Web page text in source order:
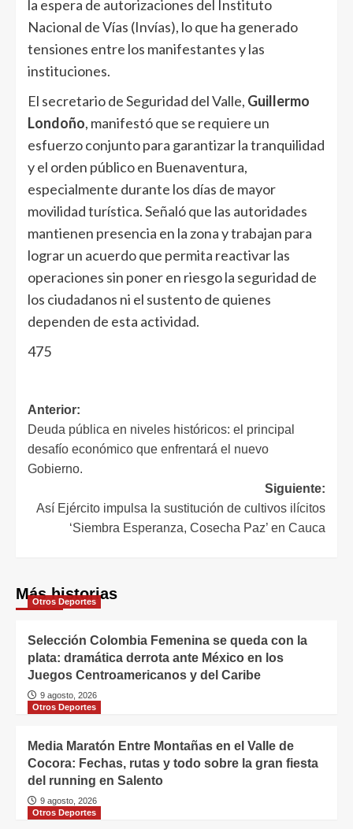
la espera de autorizaciones del Instituto
Nacional de Vías (Invías), lo que ha generado
tensiones entre los manifestantes y las
instituciones.
El secretario de Seguridad del Valle, Guillermo
Londoño, manifestó que se requiere un
esfuerzo conjunto para garantizar la tranquilidad
y el orden público en Buenaventura,
especialmente durante los días de mayor
movilidad turística. Señaló que las autoridades
mantienen presencia en la zona y trabajan para
lograr un acuerdo que permita reactivar las
operaciones sin poner en riesgo la seguridad de
los ciudadanos ni el sustento de quienes
dependen de esta actividad.
475
Anterior:
Deuda pública en niveles históricos: el principal
desafío económico que enfrentará el nuevo
Gobierno.
Siguiente:
Así Ejército impulsa la sustitución de cultivos ilícitos
‘Siembra Esperanza, Cosecha Paz’ en Cauca
Más historias
Otros Deportes
Selección Colombia Femenina se queda con la
plata: dramática derrota ante México en los
Juegos Centroamericanos y del Caribe
9 agosto, 2026
Otros Deportes
Media Maratón Entre Montañas en el Valle de
Cocora: Fechas, rutas y todo sobre la gran fiesta
del running en Salento
9 agosto, 2026
Otros Deportes